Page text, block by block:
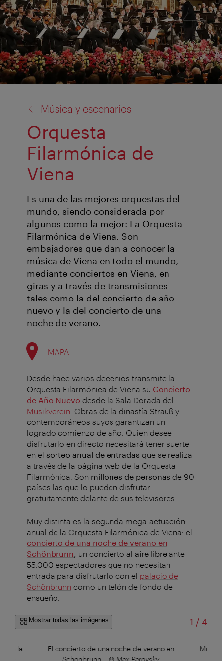
Música y escenarios
Orquesta
Filarmónica de
Viena
Es una de las mejores orquestas del
mundo, siendo considerada por
algunos como la mejor: La Orquesta
Filarmónica de Viena. Son
embajadores que dan a conocer la
música de Viena en todo el mundo,
mediante conciertos en Viena, en
giras y a través de transmisiones
tales como la del concierto de año
nuevo y la del concierto de una
noche de verano.
MAPA
Desde hace varios decenios transmite la
Orquesta Filarmónica de Viena su Concierto
de Año Nuevo desde la Sala Dorada del
Musikverein . Obras de la dinastía Strauß y
contemporáneos suyos garantizan un
logrado comienzo de año. Quien desee
disfrutarlo en directo necesitará tener suerte
en el sorteo anual de entradas que se realiza
a través de la página web de la Orquesta
Filarmónica. Son millones de personas de 90
países las que lo pueden disfrutar
gratuitamente delante de sus televisores.
Muy distinta es la segunda mega-actuación
anual de la Orquesta Filarmónica de Viena: el
concierto de una noche de verano en
Schönbrunn, un concierto al aire libre ante
55.000 espectadores que no necesitan
entrada para disfrutarlo con el palacio de
Schönbrunn como un telón de fondo de
ensueño.
Mostrar todas las imágenes 1 /de
4
en la
El concierto de una noche de verano en
Schönbrunn – © Max Parovsky